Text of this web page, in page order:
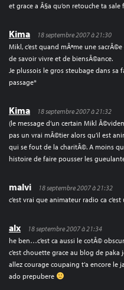
et grace a Ã§a qu’on retouche ta
Kima
18 septembre 2007 à 21:30
Mikl, c’est quand mÃªme une
de savoir vivre et de biensÃ©ance.
Je plussois le gros steubage dans sa
passage*
Kima
18 septembre 2007 à 21:32
(le message d’un certain Mikl
pas un vrai mÃ©tier alors qu’il est
qui se fout de la charitÃ©. A moins
histoire de faire pousser les
malvi
18 septembre 2007 à 21:32
c’est vrai que animateur radio ca
alx
18 septembre 2007 à 21:34
he ben…c’est ca aussi le cotÃ©
c’est chouette grace au blog de
allez courage coupaing t’a encore le
ado prepubere